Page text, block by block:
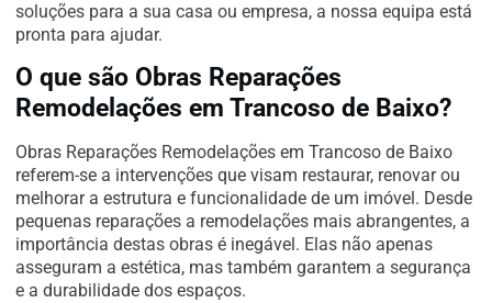
soluções para a sua casa ou empresa, a nossa equipa está
pronta para ajudar.
O que são Obras Reparações
Remodelações em Trancoso de Baixo?
Obras Reparações Remodelações em Trancoso de Baixo
referem-se a intervenções que visam restaurar, renovar ou
melhorar a estrutura e funcionalidade de um imóvel. Desde
pequenas reparações a remodelações mais abrangentes, a
importância destas obras é inegável. Elas não apenas
asseguram a estética, mas também garantem a segurança
e a durabilidade dos espaços.